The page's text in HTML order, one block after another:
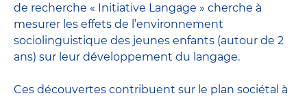
de recherche « Initiative Langage » cherche à
mesurer les effets de l’environnement
sociolinguistique des jeunes enfants (autour de 2
ans) sur leur développement du langage.
Ces découvertes contribuent sur le plan sociétal à